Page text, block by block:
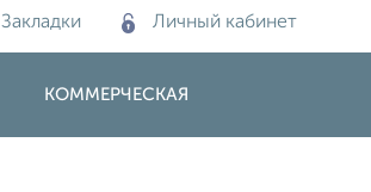
Закладки Личный кабинет
КОММЕРЧЕСКАЯ